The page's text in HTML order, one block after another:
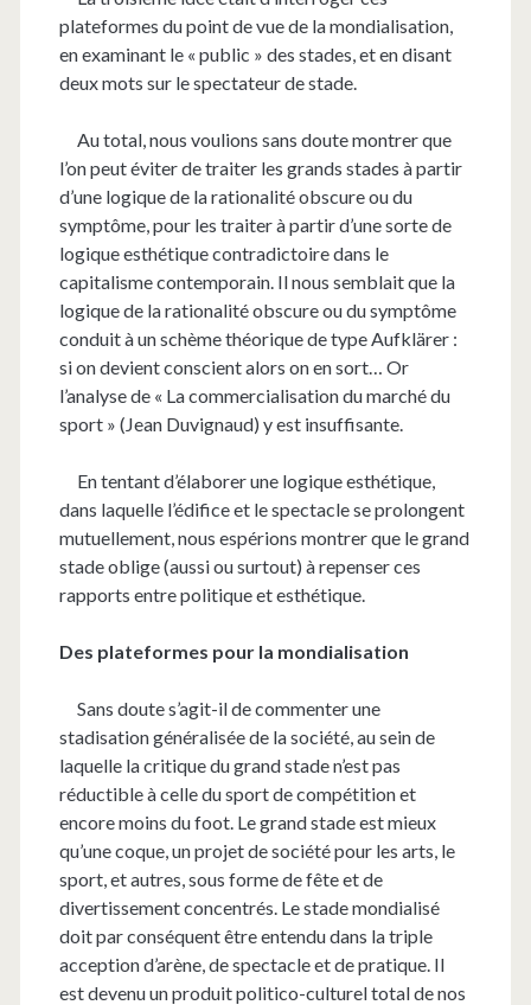
plateformes du point de vue de la mondialisation,
en examinant le « public » des stades, et en disant
deux mots sur le spectateur de stade.
Au total, nous voulions sans doute montrer que
l’on peut éviter de traiter les grands stades à partir
d’une logique de la rationalité obscure ou du
symptôme, pour les traiter à partir d’une sorte de
logique esthétique contradictoire dans le
capitalisme contemporain. Il nous semblait que la
logique de la rationalité obscure ou du symptôme
conduit à un schème théorique de type Aufklärer :
si on devient conscient alors on en sort… Or
l’analyse de « La commercialisation du marché du
sport » (Jean Duvignaud) y est insuffisante.
En tentant d’élaborer une logique esthétique,
dans laquelle l’édifice et le spectacle se prolongent
mutuellement, nous espérions montrer que le grand
stade oblige (aussi ou surtout) à repenser ces
rapports entre politique et esthétique.
Des plateformes pour la mondialisation
Sans doute s’agit-il de commenter une
stadisation généralisée de la société, au sein de
laquelle la critique du grand stade n’est pas
réductible à celle du sport de compétition et
encore moins du foot. Le grand stade est mieux
qu’une coque, un projet de société pour les arts, le
sport, et autres, sous forme de fête et de
divertissement concentrés. Le stade mondialisé
doit par conséquent être entendu dans la triple
acception d’arène, de spectacle et de pratique. Il
est devenu un produit politico-culturel total de nos